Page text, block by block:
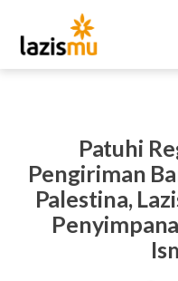
Patuhi
Pengiriman
Palestina,